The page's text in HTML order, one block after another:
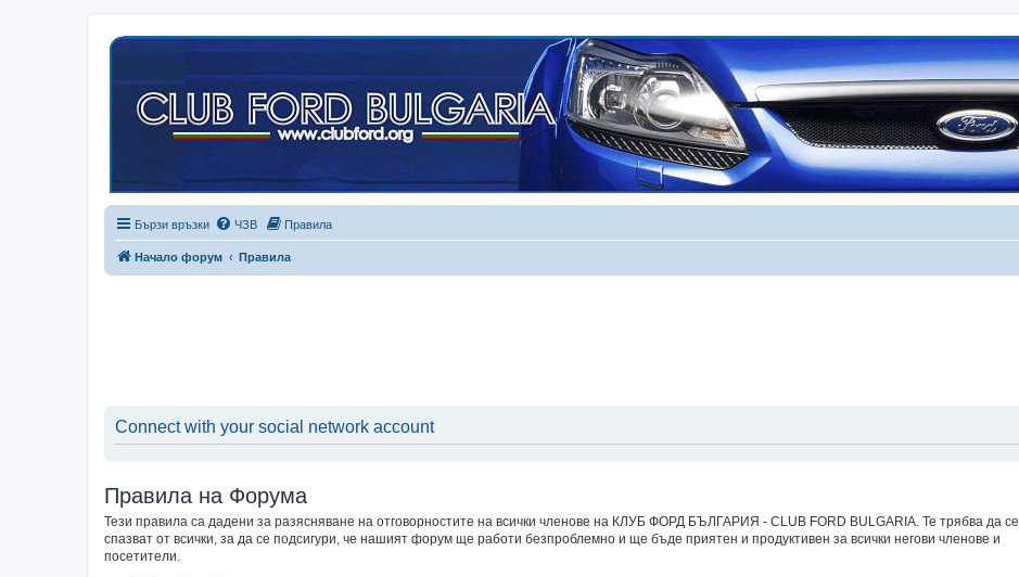
Бързи връзки ЧЗВ Правила
Начало форум Правила
Connect with your social network account
Правила на Форума
Тези правила са дадени за разясняване на отговорностите на всички членове на КЛУБ ФОРД БЪЛГАРИЯ - CLUB FORD BULGARIA. Те трябва да се
спазват от всички, за да се подсигури, че нашият форум ще работи безпроблемно и ще бъде приятен и продуктивен за всички негови членове и
посетители.